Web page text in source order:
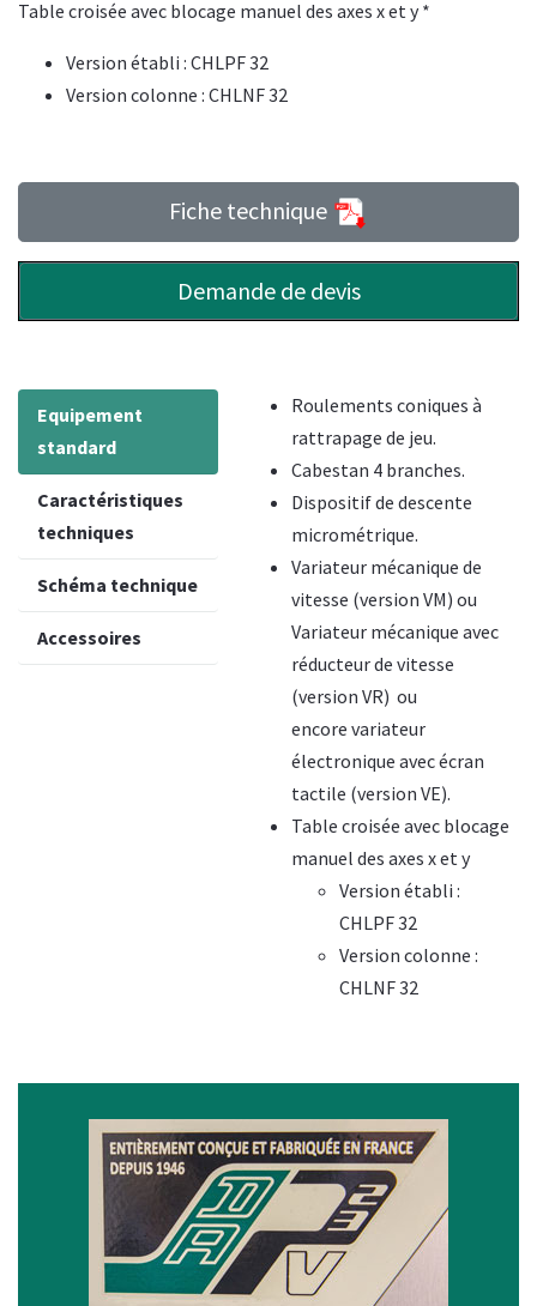
Table croisée avec blocage manuel des axes x et y *
Version établi : CHLPF 32
Version colonne : CHLNF 32
Fiche technique
Demande de devis
Equipement
standard
Caractéristiques
techniques
Schéma technique
Accessoires
Roulements coniques à
rattrapage de jeu.
Cabestan 4 branches.
Dispositif de descente
micrométrique.
Variateur mécanique de
vitesse (version VM) ou
Variateur mécanique avec
réducteur de vitesse
(version VR) ou
encore variateur
électronique avec écran
tactile (version VE).
Table croisée avec blocage
manuel des axes x et y
Version établi :
CHLPF 32
Version colonne :
CHLNF 32